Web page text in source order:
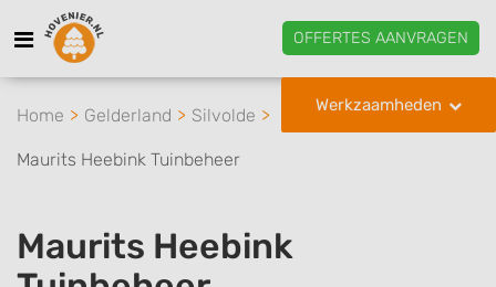
OFFERTES AANVRAGEN
Werkzaamheden
Home Gelderland Silvolde
Maurits Heebink Tuinbeheer
Maurits Heebink